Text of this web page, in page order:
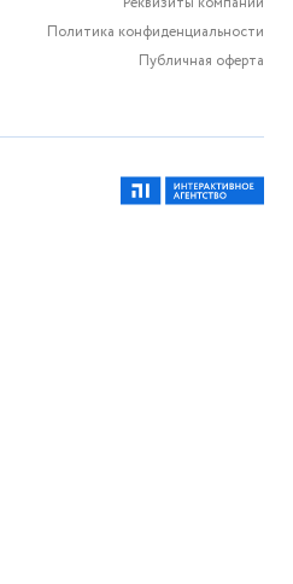
Политика конфиденциальности
Публичная оферта